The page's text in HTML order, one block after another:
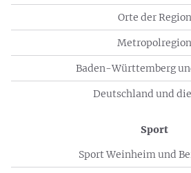
Orte der Region
Metropolregion
Baden-Württemberg
Deutschland und
Sport
Sport Weinheim und